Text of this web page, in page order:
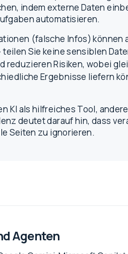
indem externe Daten
automatisieren.
(falsche Infos) können
Sie keine sensiblen
reduzieren Risiken, wobei
Ergebnisse liefern
KI als hilfreiches Tool,
deutet darauf hin, dass
Seiten zu ignorieren.
Agenten